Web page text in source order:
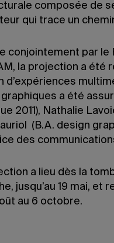
composée de
qui trace un
conjointement par
la projection a été
d’expériences
a été
2011), Nathalie
(B.A. design
des
a lieu dès la
jusqu’au 19 mai,
au 6 octobre.